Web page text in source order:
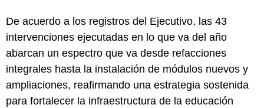
De acuerdo a los registros del Ejecutivo, las 43
intervenciones ejecutadas en lo que va del año
abarcan un espectro que va desde refacciones
integrales hasta la instalación de módulos nuevos y
ampliaciones, reafirmando una estrategia sostenida
para fortalecer la infraestructura de la educación